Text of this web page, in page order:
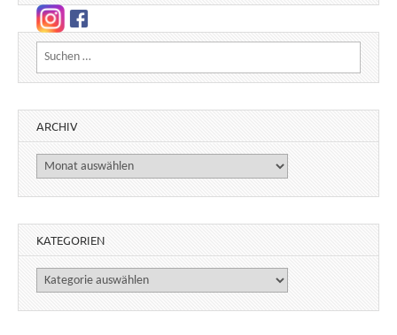
Suchen nach:
ARCHIV
Archiv
KATEGORIEN
Kategorien